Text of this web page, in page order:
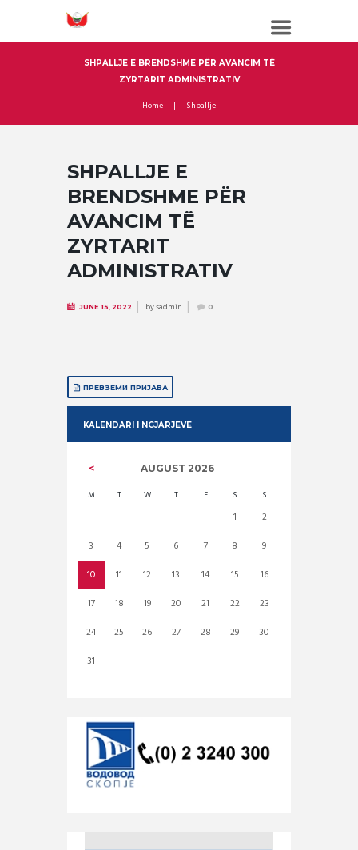
SHPALLJE E BRENDSHME PËR AVANCIM TË
ZYRTARIT ADMINISTRATIV
Home Shpallje
SHPALLJE E
BRENDSHME PËR
AVANCIM TË
ZYRTARIT
ADMINISTRATIV
JUNE 15, 2022 bysadmin 0
ПРЕВЗЕМИ ПРИЈАВА
KALENDARI I NGJARJEVE
AUGUST 2026
M T W T F S S
1
2
3
4 5 6 7 8
9
10
11 12 13 14 15
16
17
18 19 20 21 22
23
24
25 26 27 28 29
30
31